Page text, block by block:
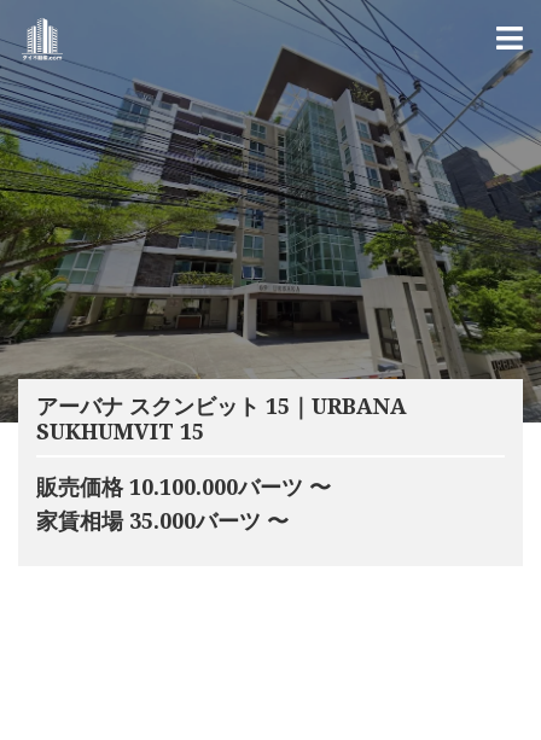
アーバナ スクンビット 15｜URBANA
SUKHUMVIT 15
販売価格 10.100.000バーツ 〜
家賃相場 35.000バーツ 〜